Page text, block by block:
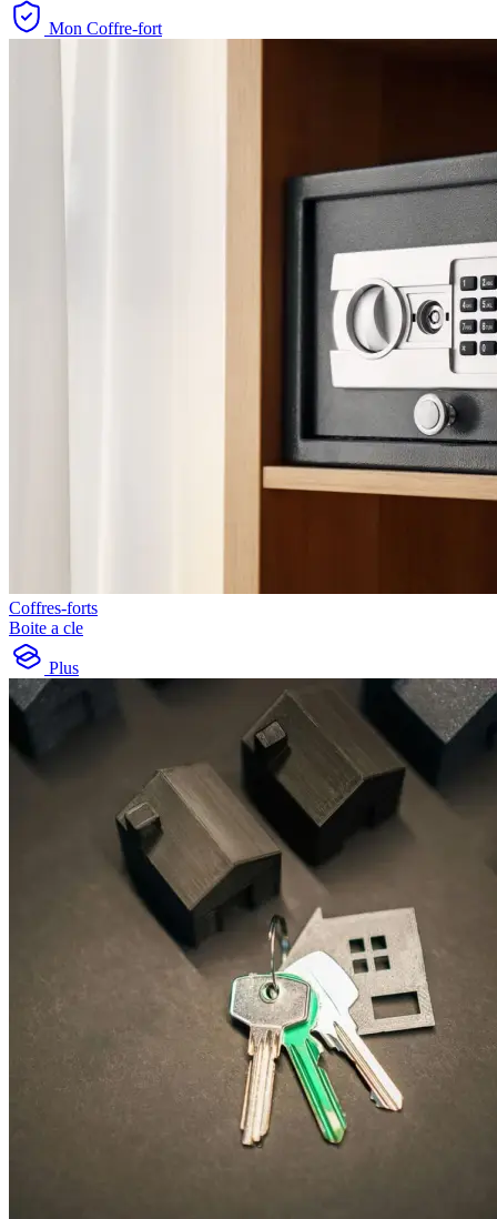
Mon Coffre-fort
Coffres-forts
Boite a cle
Plus